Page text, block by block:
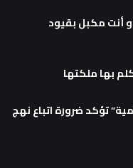
أنت مكبل بقيود
بها ملكتها
تؤكد ضرورة اتباع نهج